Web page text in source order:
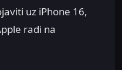
uz iPhone 16,
radi na